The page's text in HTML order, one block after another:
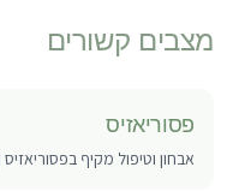
מצבים קשורים
פסוריאזיס
אבחון וטיפול מקיף